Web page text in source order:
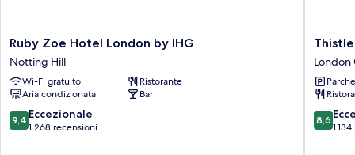
Ruby
Zoe
Hotel
London
by
IHG
Notting
Ruby Zoe Hotel London by IHG
Notting Hill
Wi-Fi gratuito
Ristorante
Aria condizionata
Bar
9.4
su
9,4 Eccezionale
1.268 recensioni
Thistle
London
Hyde
Park
Gardens
London
London
8.6
su
8,6